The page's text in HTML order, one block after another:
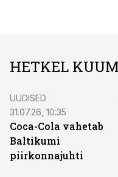
HETKEL KUUM
UUDISED
31.07.26, 10:35
Coca-Cola vahetab
Baltikumi
piirkonnajuhti